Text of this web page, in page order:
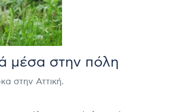
μέσα στην πόλη
στην Αττική.